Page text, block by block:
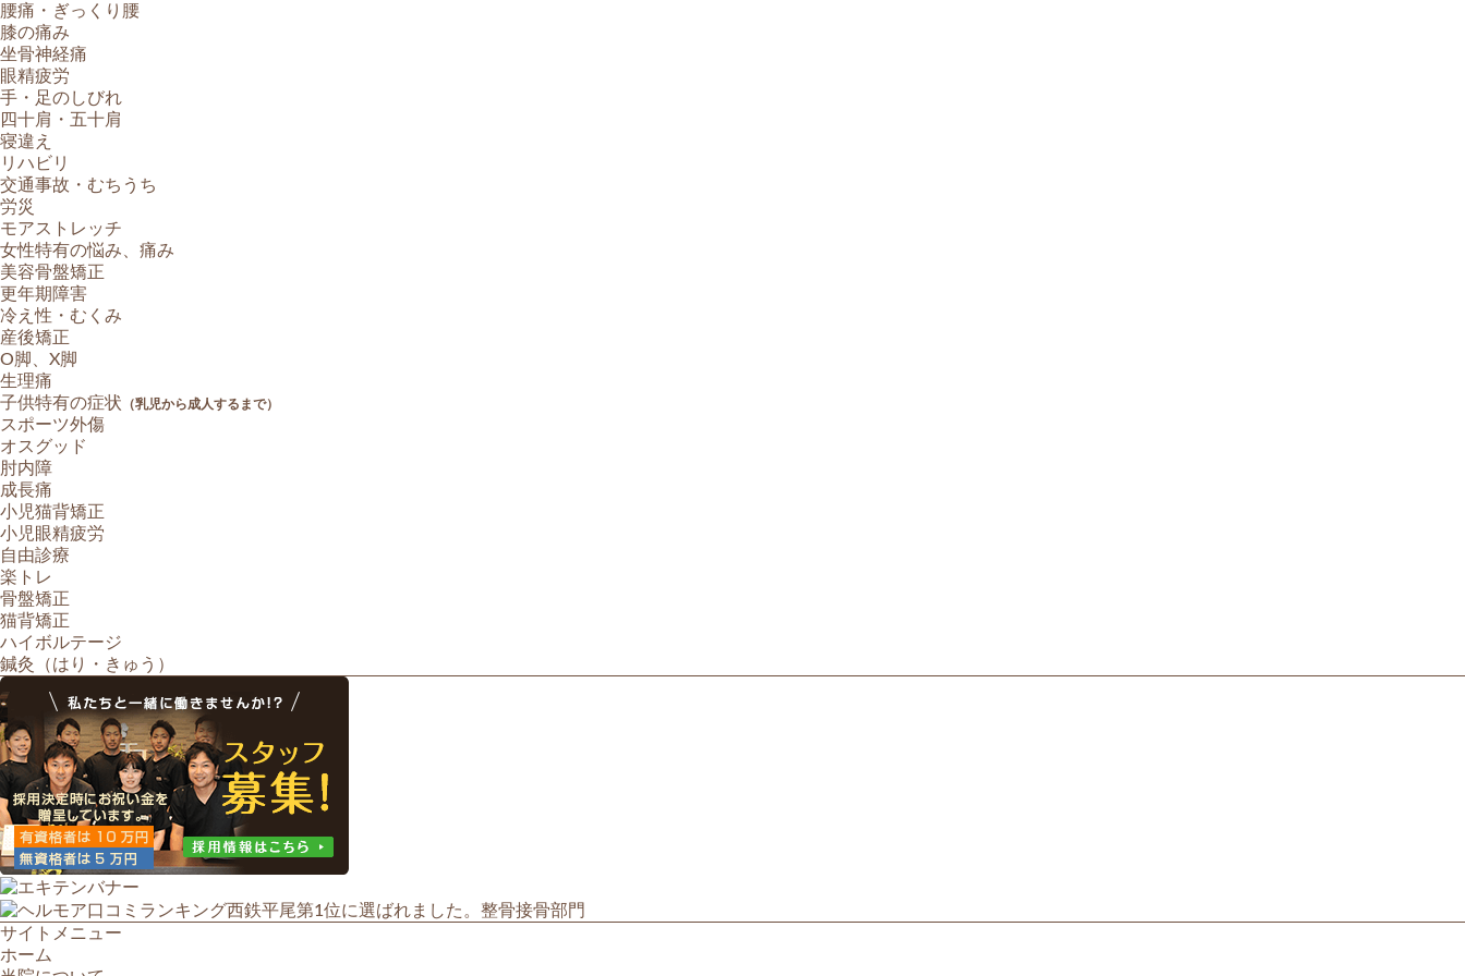
腰痛・ぎっくり腰
膝の痛み
坐骨神経痛
眼精疲労
手・足のしびれ
四十肩・五十肩
寝違え
リハビリ
交通事故・むちうち
労災
モアストレッチ
女性特有の悩み、痛み
美容骨盤矯正
更年期障害
冷え性・むくみ
産後矯正
O脚、X脚
生理痛
子供特有の症状 （乳児から成人するまで）
スポーツ外傷
オスグッド
肘内障
成長痛
小児猫背矯正
小児眼精疲労
自由診療
楽トレ
骨盤矯正
猫背矯正
ハイボルテージ
鍼灸（はり・きゅう）
サイトメニュー
ホーム